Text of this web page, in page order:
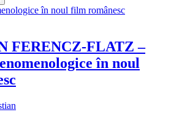
FERENCZ-FLATZ –
în noul